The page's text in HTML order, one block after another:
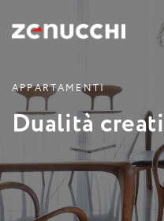
Zenucchi Design Code
APPARTAM ENTI
Dualitàcreati